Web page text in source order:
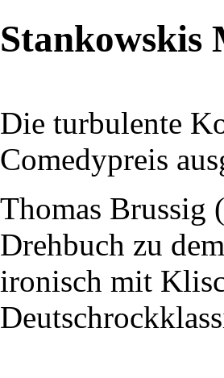
Stankowskis
Die turbulente
Comedypreis
Thomas Brussig
Drehbuch zu
ironisch mit